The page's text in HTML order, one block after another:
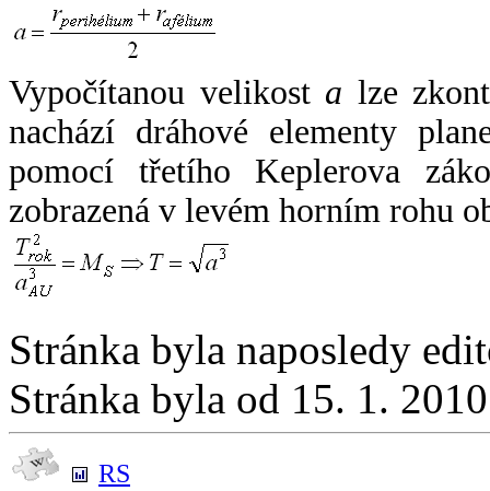
Vypočítanou velikost a lze
nachází dráhové elementy
pomocí třetího Keplerova
zobrazená v levém horním rohu
Stránka byla naposledy
Stránka byla od 15. 1.
RS